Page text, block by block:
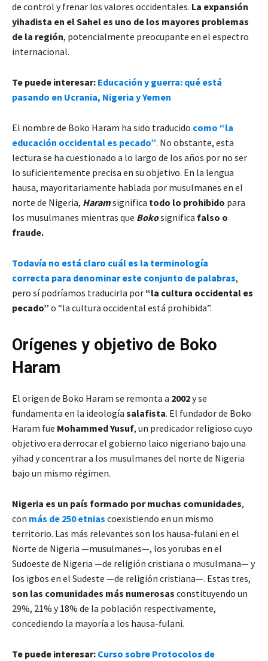
de control y frenar los valores occidentales. La expansión
yihadista en el Sahel es uno de los mayores problemas
de la región, potencialmente preocupante en el espectro
internacional.
Te puede interesar: Educación y guerra: qué está
pasando en Ucrania, Nigeria y Yemen
El nombre de Boko Haram ha sido traducido como “la
educación occidental es pecado”. No obstante, esta
lectura se ha cuestionado a lo largo de los años por no ser
lo suficientemente precisa en su objetivo. En la lengua
hausa, mayoritariamente hablada por musulmanes en el
norte de Nigeria, Haramsignifica todo lo prohibido para
los musulmanes mientras que Bokosignifica falso o
fraude.
Todavía no está claro cuál es la terminología
correcta para denominar este conjunto de palabras,
pero sí podríamos traducirla por“la cultura occidental es
pecado” o “la cultura occidental está prohibida”.
Orígenes y objetivo de Boko
Haram
El origen de Boko Haram se remonta a 2002y se
fundamenta en la ideología salafista. El fundador de Boko
Haram fue Mohammed Yusuf, un predicador religioso cuyo
objetivo era derrocar el gobierno laico nigeriano bajo una
yihad y concentrar a los musulmanes del norte de Nigeria
bajo un mismo régimen.
Nigeria es un país formado por muchas comunidades,
con más de 250 etnias coexistiendo en un mismo
territorio. Las más relevantes son los hausa-fulani en el
Norte de Nigeria —musulmanes—, los yorubas en el
Sudoeste de Nigeria —de religión cristiana o musulmana— y
los igbos en el Sudeste —de religión cristiana—. Estas tres,
son las comunidades más numerosas constituyendo un
29%, 21% y 18% de la población respectivamente,
concediendo la mayoría a los hausa-fulani.
Te puede interesar: Curso sobre Protocolos de